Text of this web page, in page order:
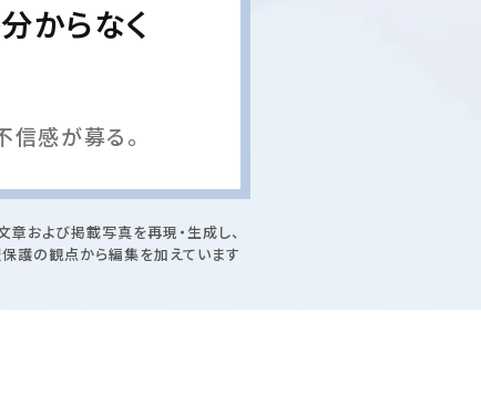
からなく
信感が募る。
および掲載写真を再現・生成し、
護の観点から編集を加えています